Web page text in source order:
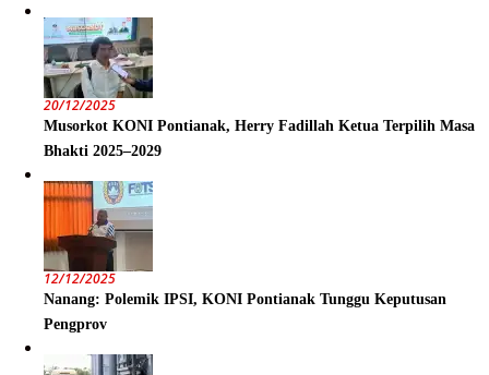
20/12/2025
Musorkot KONI Pontianak, Herry Fadillah Ketua Terpilih Masa
Bhakti 2025–2029
12/12/2025
Nanang: Polemik IPSI, KONI Pontianak Tunggu Keputusan
Pengprov